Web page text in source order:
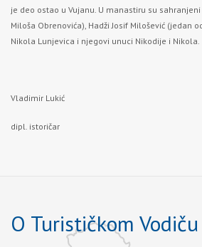
je deo ostao u Vujanu. U manastiru su
Miloša Obrenovića), Hadži Josif Milošević (jedan
Nikola Lunjevica i njegovi unuci Nikodije i Nikola.
Vladimir Lukić
dipl. istoričar
O Turističkom